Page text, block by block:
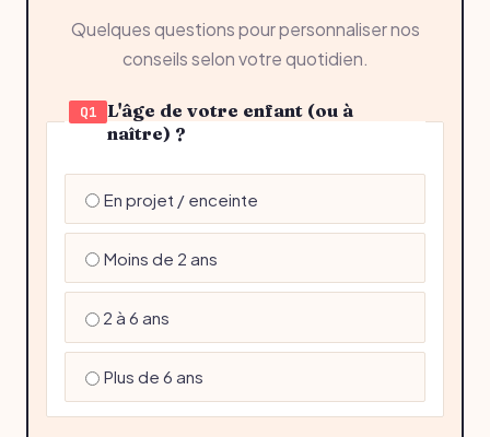
Quelques questions pour personnaliser nos
conseils selon votre quotidien.
Q1
L'âge de votre enfant (ou à
naître) ?
En projet / enceinte
Moins de 2 ans
2 à 6 ans
Plus de 6 ans